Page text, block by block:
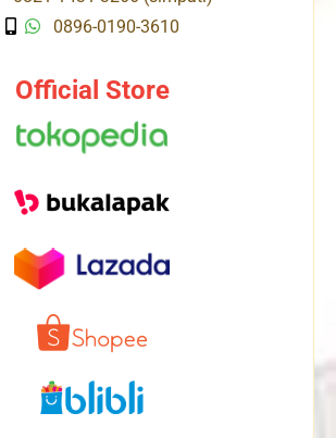
0896-0190-3610
Official Store